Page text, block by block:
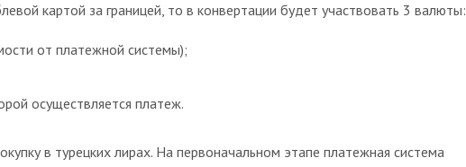
картой за границей, то в конвертации будет участвовать 3 валюты:
от платежной системы);
осуществляется платеж.
в турецких лирах. На первоначальном этапе платежная система